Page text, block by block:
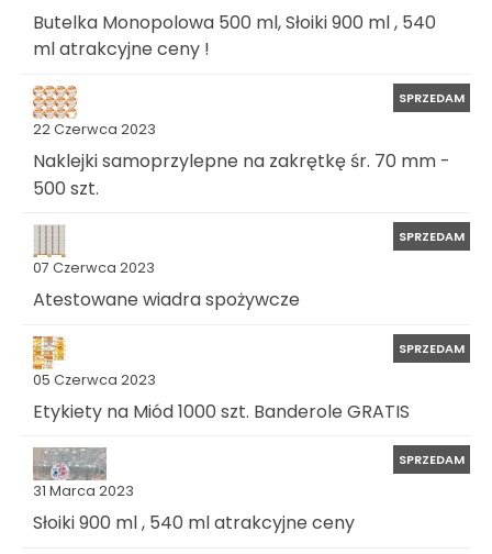
Butelka Monopolowa 500 ml, Słoiki 900 ml , 540
ml atrakcyjne ceny !
22 Czerwca 2023
SPRZEDAM
Naklejki samoprzylepne na zakrętkę śr. 70 mm -
500 szt.
07 Czerwca 2023
SPRZEDAM
Atestowane wiadra spożywcze
05 Czerwca 2023
SPRZEDAM
Etykiety na Miód 1000 szt. Banderole GRATIS
31 Marca 2023
SPRZEDAM
Słoiki 900 ml , 540 ml atrakcyjne ceny